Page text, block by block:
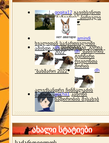
gogita12 გავიხსენოთ
"ბაზიერის" პირველი
ტურნირი ❤
amindi
ხვალიდან საქართველოში
ამინდი გაუარესდება
dh სპორტინგი "გურია
2022"
dh "ბაზიერის"
ტურნირი
რეგიონთა
შორის
"ბახმარო 2022"
dh
ალექსანდრე ჩინჩალაძის
მემორიალიgocha1 კანონი
ნადირობის შესახებ
ახალი სტატიები